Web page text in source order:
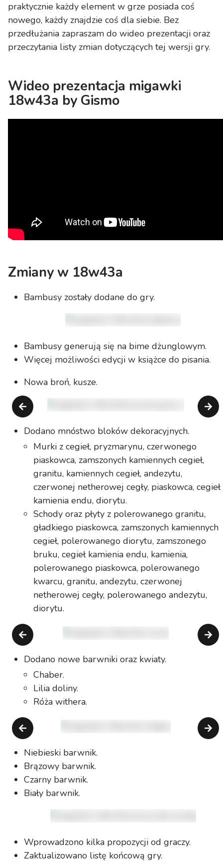
praktycznie każdy element w grze posiada coś
nowego, każdy znajdzie coś dla siebie. Bez
przedłużania zapraszam do wideo prezentacji oraz
przeczytania listy zmian dotyczących tej wersji gry.
Wideo prezentacja migawki
18w43a by Gismo
Zmiany w 18w43a
Bambusy zostały dodane do gry.
Bambusy generują się na bime dżunglowym.
Więcej możliwości edycji w książce do pisania.
Nowa broń, kusze.
Dodano mnóstwo bloków dekoracyjnych.
Murki z cegieł, pryzmarynu, czerwonego
piaskowca, zamszonych kamiennych cegieł,
granitu, kamiennych cegieł, andezytu,
czerwonej netherowej cegły, piaskowca, cegieł
kamienia endu, diorytu.
Schody oraz płyty z polerowanego granitu,
gładkiego piaskowca, zamszonych kamiennych
cegieł, polerowanego diorytu, zamszonego
bruku, cegieł kamienia endu, kamienia,
polerowanego piaskowca, polerowanego
kwarcu, granitu, andezytu, czerwonej
netherowej cegły, polerowanego andezytu,
diorytu.
Dodano nowe barwniki oraz kwiaty.
Chaber.
Lilia doliny.
Róża withera.
Niebieski barwnik.
Brązowy barwnik.
Czarny barwnik.
Biały barwnik.
Wprowadzono kilka propozycji od graczy.
Zaktualizowano listę końcową gry.